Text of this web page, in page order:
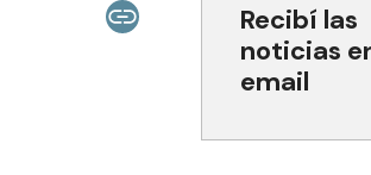
Recibí las
noticias
email